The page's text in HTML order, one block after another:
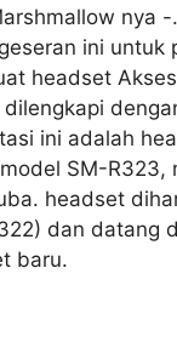
nya
ini untuk
headset
dilengkapi
ini adalah
SM-R323,
headset
dan datang
baru.